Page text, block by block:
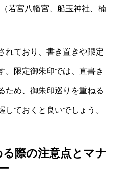
若宮八幡宮、船玉神社、楠
れており、書き置きや限定
。限定御朱印では、直書き
ため、御朱印巡りを重ねる
ておくと良いでしょう。
際の注意点とマナ